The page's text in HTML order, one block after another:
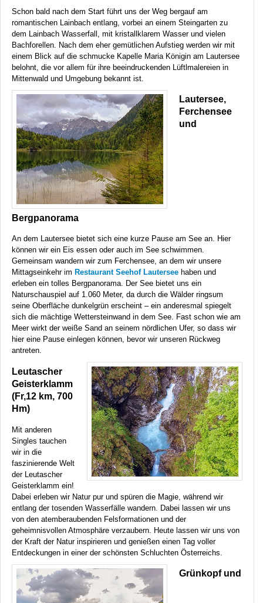
Schon bald nach dem Start führt uns der Weg bergauf am
romantischen Lainbach entlang, vorbei an einem Steingarten zu
dem Lainbach Wasserfall, mit kristallklarem Wasser und vielen
Bachforellen. Nach dem eher gemütlichen Aufstieg werden wir mit
einem Blick auf die schmucke Kapelle Maria Königin am Lautersee
belohnt, die vor allem für ihre beeindruckenden Lüftlmalereien in
Mittenwald und Umgebung bekannt ist.
Lautersee,
Ferchensee
und
Bergpanorama
An dem Lautersee bietet sich eine kurze Pause am See an. Hier
können wir ein Eis essen oder auch im See schwimmen.
Gemeinsam wandern wir zum Ferchensee, an dem wir unsere
Mittagseinkehr im Restaurant Seehof Lautersee haben und
erleben ein tolles Bergpanorama. Der See bietet uns ein
Naturschauspiel auf 1.060 Meter, da durch die Wälder ringsum
seine Oberfläche dunkelgrün erscheint – ein anderesmal spiegelt
sich die mächtige Wettersteinwand in dem See. Fast schon wie am
Meer wirkt der weiße Sand an seinem nördlichen Ufer, so dass wir
hier eine Pause einlegen können, bevor wir unseren Rückweg
antreten.
Leutascher
Geisterklamm
(Fr,12 km, 700
Hm)
Mit anderen
Singles tauchen
wir in die
faszinierende Welt
der Leutascher
Geisterklamm ein!
Dabei erleben wir Natur pur und spüren die Magie, während wir
entlang der tosenden Wasserfälle wandern. Dabei lassen wir uns
von den atemberaubenden Felsformationen und der
geheimnisvollen Atmosphäre verzaubern. Heute lassen wir uns von
der Kraft der Natur inspirieren und genießen einen Tag voller
Entdeckungen in einer der schönsten Schluchten Österreichs.
Grünkopf und